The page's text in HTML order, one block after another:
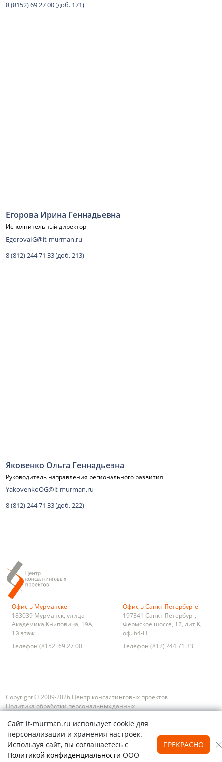
Сайт it-murman.ru использует cookie для
персонализации и хранения настроек.
Используя сайт, вы соглашаетесь с
Политикой конфиденциальности ООО
ПРЕКРАСНО
8 (8152) 69 27 00 (доб. 171)
Егорова Ирина Геннадьевна
Исполнительный директор
EgorovaIG@it-murman.ru
8 (812) 244 71 33 (доб. 213)
Яковенко Ольга Геннадьевна
Руководитель направления регионального развития
YakovenkoOG@it-murman.ru
8 (812) 244 71 33 (доб. 222)
Офис в Мурманске
183039 Мурманск, улица
Академика Книповича, 19А,
1й этаж
Телефон (8152) 69 27 00
Офис в Санкт-Петербурге
197341 Санкт-Петербург,
Фермское шоссе, 12, лит К,
оф. 64-Н
Телефон (812) 244 71 33
Copyright © 2009-2026 Центр консалтинговых проектов
Политика обработки персональных данных
Обратная связь
Карта сайта